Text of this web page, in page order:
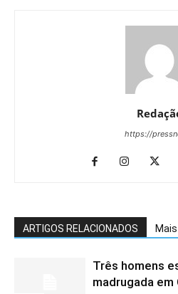
https://
ARTIGOS RELACIONADOS
Três homens
madrugada